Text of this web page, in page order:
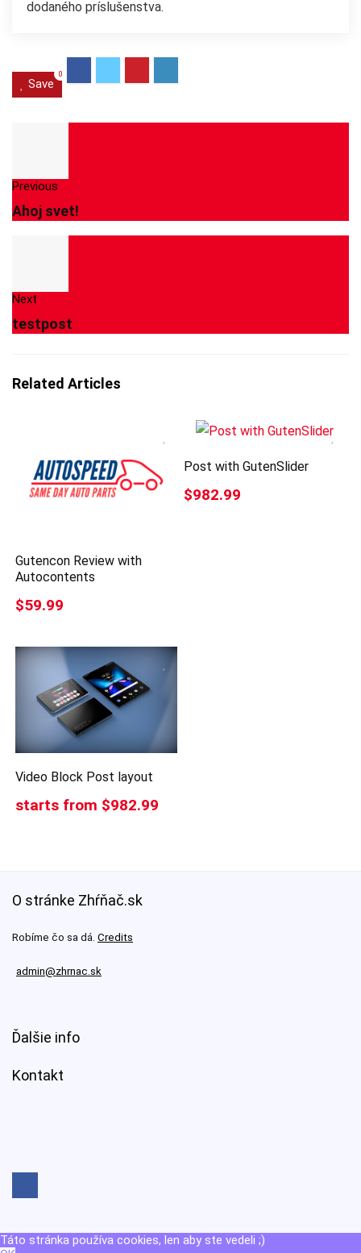
dodaného príslušenstva.
Save
0
Previous
Ahoj svet!
Next
testpost
Related Articles
Gutencon Review with
Autocontents
$59.99
Post with GutenSlider
$982.99
Video Block Post layout
starts from $982.99
O stránke Zhŕňač.sk
Robíme čo sa dá. Credits
admin@zhrnac.sk
Ďalšie info
Kontakt
Táto stránka používa cookies, len aby ste vedeli ;)